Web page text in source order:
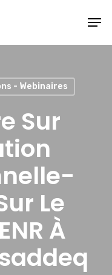
- Webinaires
Sur
Le
À